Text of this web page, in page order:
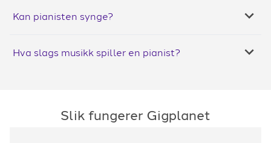
Kan pianisten synge?
Hva slags musikk spiller en pianist?
Slik fungerer Gigplanet